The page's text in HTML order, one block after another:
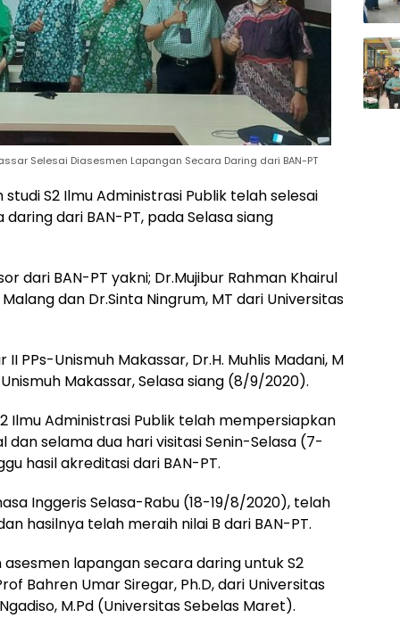
Selesai Diasesmen Lapangan Secara Daring dari BAN-PT
studi S2 Ilmu Administrasi Publik telah selesai
dari BAN-PT, pada Selasa siang
dari BAN-PT yakni; Dr.Mujibur Rahman Khairul
dan Dr.Sinta Ningrum, MT dari Universitas
PPs-Unismuh Makassar, Dr.H. Muhlis Madani, M
Makassar, Selasa siang (8/9/2020).
Ilmu Administrasi Publik telah mempersiapkan
selama dua hari visitasi Senin-Selasa (7-
hasil akreditasi dari BAN-PT.
Inggeris Selasa-Rabu (18-19/8/2020), telah
hasilnya telah meraih nilai B dari BAN-PT.
lapangan secara daring untuk S2
Bahren Umar Siregar, Ph.D, dari Universitas
M.Pd (Universitas Sebelas Maret).